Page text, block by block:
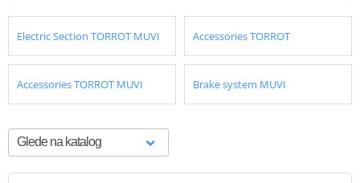
Electric Section TORROT MUVI Accessories TORROT
Accessories TORROT MUVI Brake system MUVI